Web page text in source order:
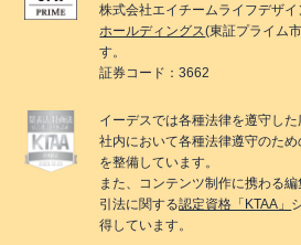
株式会社エイチームライフデザイ
ホールディングス(東証プライム
す。
証券コード：3662
イーデスでは各種法律を遵守した
社内において各種法律遵守のた
を整備しています。
また、コンテンツ制作に携わる
引法に関する認定資格「KTAA」
得しています。